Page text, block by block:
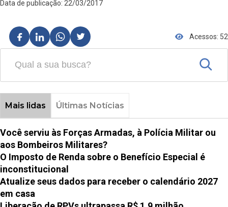
Data de publicação: 22/03/2017
Acessos: 52
Mais lidas Últimas Notícias
Você serviu às Forças Armadas, à Polícia Militar ou
aos Bombeiros Militares?
O Imposto de Renda sobre o Benefício Especial é
inconstitucional
Atualize seus dados para receber o calendário 2027
em casa